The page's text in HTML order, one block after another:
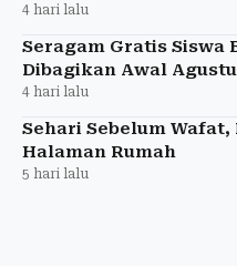
4 hari lalu
Seragam Gratis Siswa
Dibagikan Awal
4 hari lalu
Sehari Sebelum
Halaman Rumah
5 hari lalu